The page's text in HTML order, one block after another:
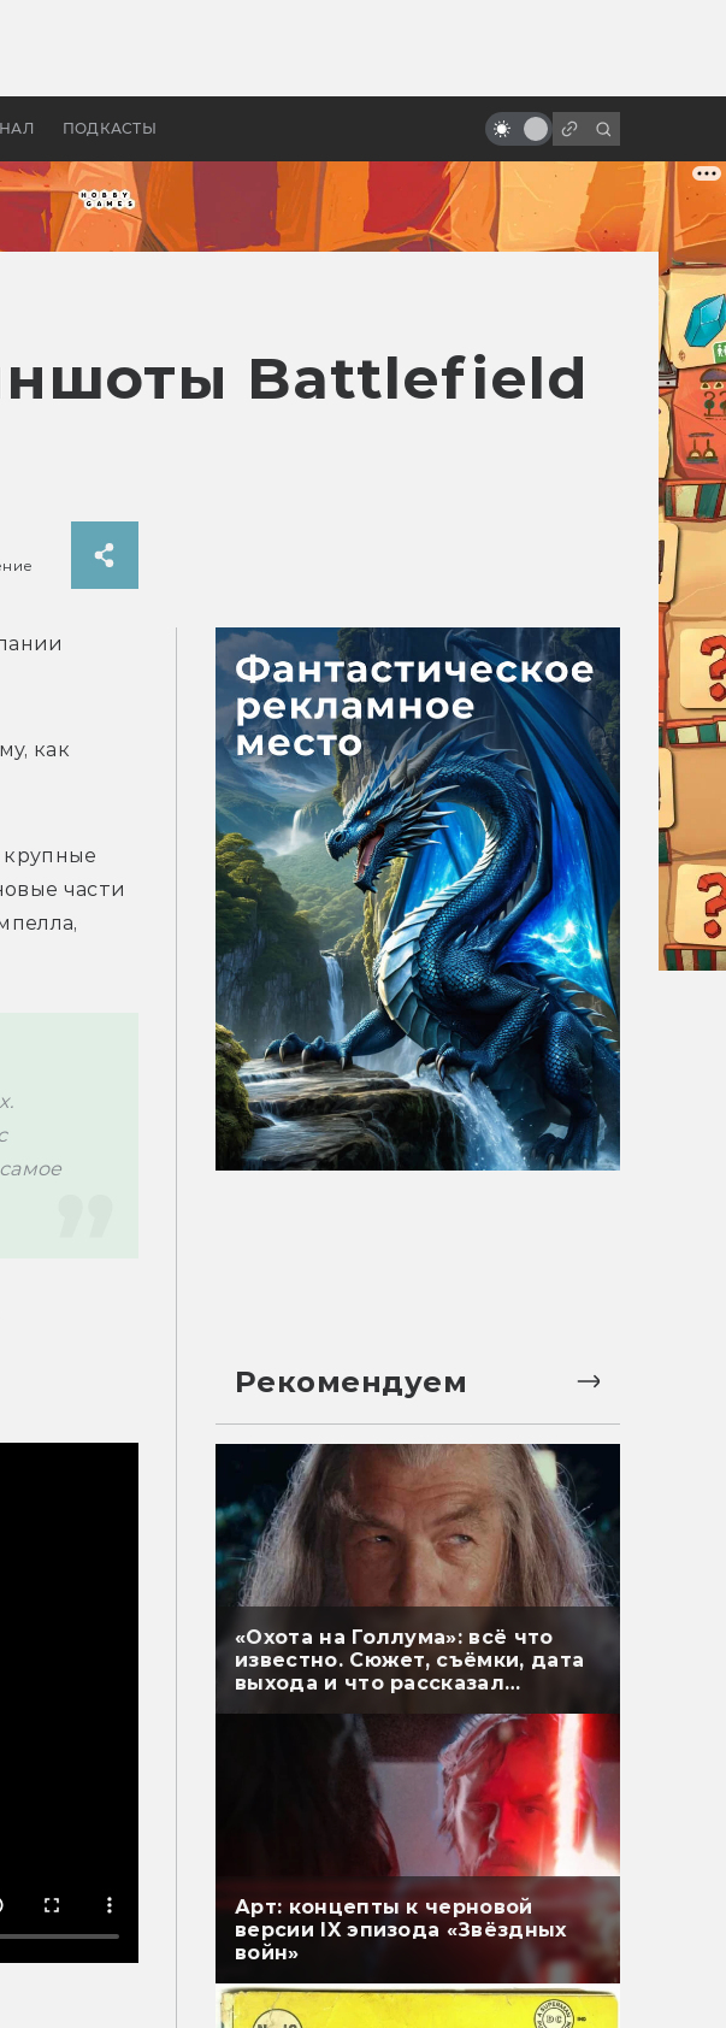
ПОДКАСТЫ
колец»
экранизации DC
Battlefield
как
части
Рекомендуем
«Охота на Голлума»: всё что
известно. Сюжет, съёмки, дата
выхода и что рассказал
Арт: концепты к черновой
версии IX эпизода «Звёздных
войн»